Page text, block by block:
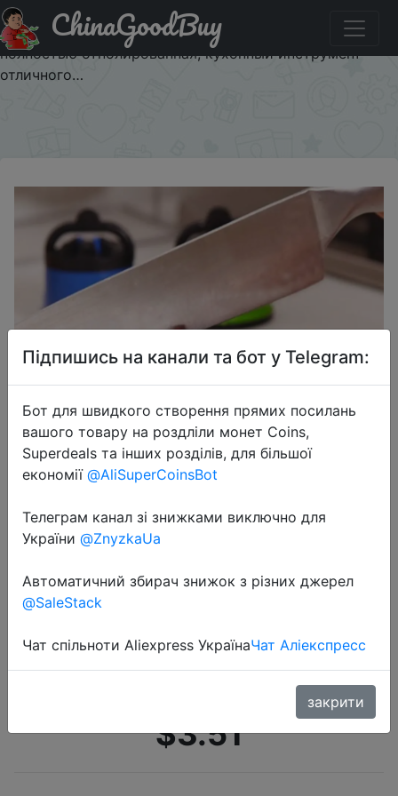
Придбати по акціи NUOTEN брендовая точилка для
ножей из вольфрамовой стали, конструкция присоски,
полностью отполированная, кухонный инструмент
отличного…
ChinaGoodBuy
2021-01-20
ножей из вольфрамовой стали,
конструкция присоски, полностью
отполированная, кухонный
инструмент отличного…
$3.51
Підпишись на канали та бот у Telegram:
Бот для швидкого створення прямих посилань
вашого товару на роздліли монет Coins,
Superdeals та інших розділів, для більшої
економії @AliSuperCoinsBot
Телеграм канал зі знижками виключно для
України @ZnyzkaUa
Автоматичний збирач знижок з різних джерел
@SaleStack
Чат спільноти Aliexpress УкраїнаЧат Аліекспресс
закрити